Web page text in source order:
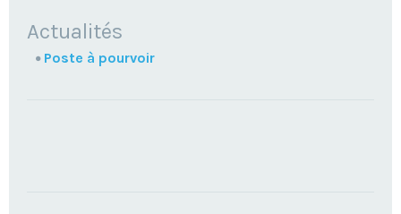
NAVIGATION
Actualités
Poste à pourvoir